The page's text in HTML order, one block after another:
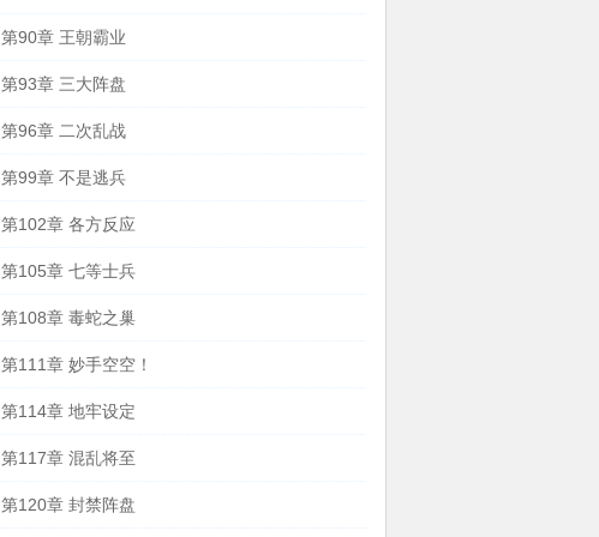
第90章 王朝霸业
第93章 三大阵盘
第96章 二次乱战
第99章 不是逃兵
第102章 各方反应
第105章 七等士兵
第108章 毒蛇之巢
第111章 妙手空空！
第114章 地牢设定
第117章 混乱将至
第120章 封禁阵盘